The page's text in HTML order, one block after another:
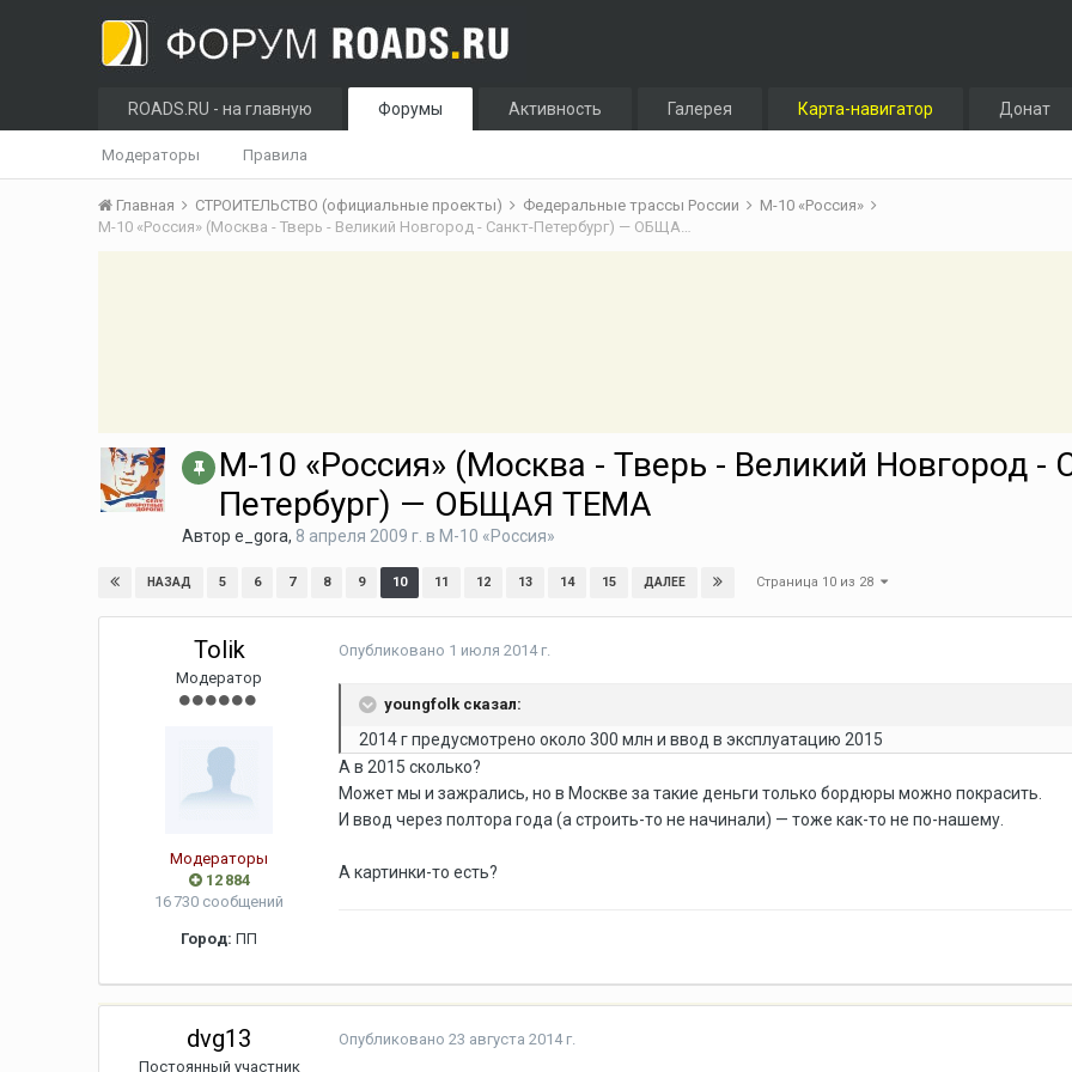
ROADS.RU - на главную Форумы
Модераторы Правила
Активность Галерея Карта-навигатор Донат
Главная СТРОИТЕЛЬСТВО (официальные проекты) Федеральные трассы России
М-10 «Россия»
М-10 «Россия» (Москва - Тверь - Великий Новгород - Санкт-Петербург) — ОБЩАЯ ТЕМА
М-10 «Россия» (Москва - Тверь - Великий Новгород -
Петербург) — ОБЩАЯ ТЕМА
Авторe_gora, 8 апреля 2009 г. в М-10 «Россия»
НАЗАД 5 6 7 8 9 10 11 12 13 14 15 ДАЛЕЕ Страница 10 из 28
Tolik
Модератор
Модераторы
12 884
16 730 сообщений
Город: ПП
Опубликовано 1 июля 2014 г.
youngfolk сказал:
2014 г предусмотрено около 300 млн и ввод в эксплуатацию 2015
А в 2015 сколько?
Может мы и зажрались, но в Москве за такие деньги только бордюры можно покрасить.
И ввод через полтора года (а строить-то не начинали) — тоже как-то не по-нашему.
А картинки-то есть?
dvg13
Постоянный участник
Опубликовано23 августа 2014 г.